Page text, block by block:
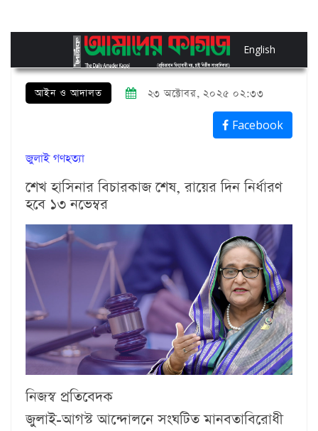
English
আইন ও আদালত ২৩ অক্টোবর, ২০২৫ ০২:৩৩
Facebook
জুলাই গণহত্যা
শেখ হাসিনার বিচারকাজ শেষ, রায়ের দিন নির্ধারণ
হবে ১৩ নভেম্বর
নিজস্ব প্রতিবেদক
জুলাই-আগস্ট আন্দোলনে সংঘটিত মানবতাবিরোধী